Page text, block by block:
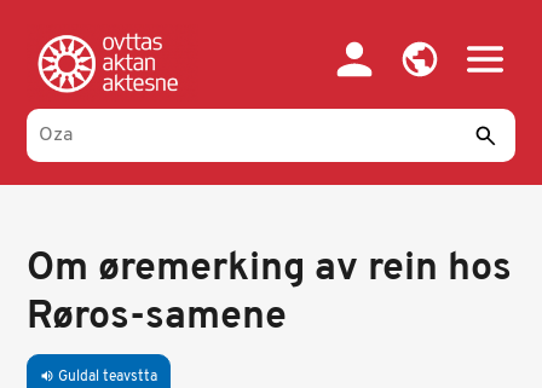
main
content
Om øremerking av rein hos
Røros-samene
volume_up Guldal teavstta